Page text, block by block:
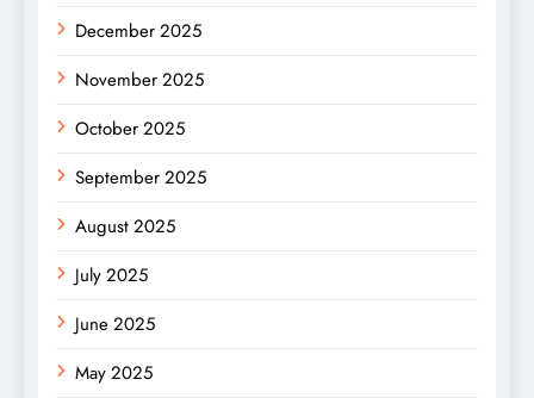
December 2025
November 2025
October 2025
September 2025
August 2025
July 2025
June 2025
May 2025